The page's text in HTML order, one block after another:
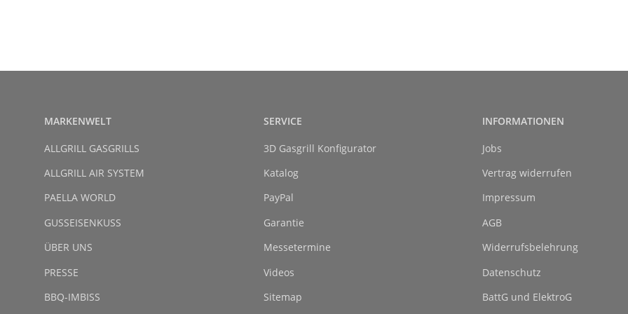
MARKENWELT
ALLGRILL GASGRILLS
ALLGRILL AIR SYSTEM
PAELLA WORLD
GUSSEISENKUSS
ÜBER UNS
PRESSE
BBQ-IMBISS
SERVICE
3D Gasgrill Konfigurator
Katalog
PayPal
Garantie
Messetermine
Videos
Sitemap
INFORMATIONEN
Jobs
Vertrag widerrufen
Impressum
AGB
Widerrufsbelehrung
Datenschutz
BattG und ElektroG